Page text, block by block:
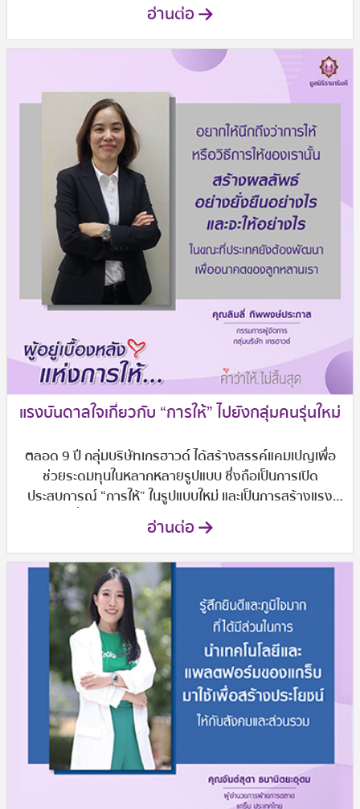
อ่านต่อ
แรงบันดาลใจเกี่ยวกับ “การให้” ไปยังกลุ่มคนรุ่นใหม่
ตลอด 9 ปี กลุ่มบริษัทเกรฮาวด์ ได้สร้างสรรค์แคมเปญเพื่อ
ช่วยระดมทุนในหลากหลายรูปแบบ ซึ่งถือเป็นการเปิด
ประสบการณ์ “การให้” ในรูปแบบใหม่ และเป็นการสร้างแรง
บันดาลใจเกี่ยวกับ “การให้” ไปยังกลุ่มคนรุ่นใหม่ อาทิ การเชิญ
ศิลปินมาวาดภาพลูกค้าในร้าน แบ่งรายได้จากการจำหน่าย
อาหารจานซิคเนเจอร์ จัดทำคลิปวิดีโอช่วยระดมทุน รวมถึง
แจกอาหารให้แก่ผู้ป่วยและญาติที่มาโรงพยาบาลรามาธิบดีและ
การออกแบบสินค้าผลิตภัณฑ์ต่างๆร่วมกับมูลนิธิรามาธิบดีฯ
เป็นต้น
อ่านต่อ